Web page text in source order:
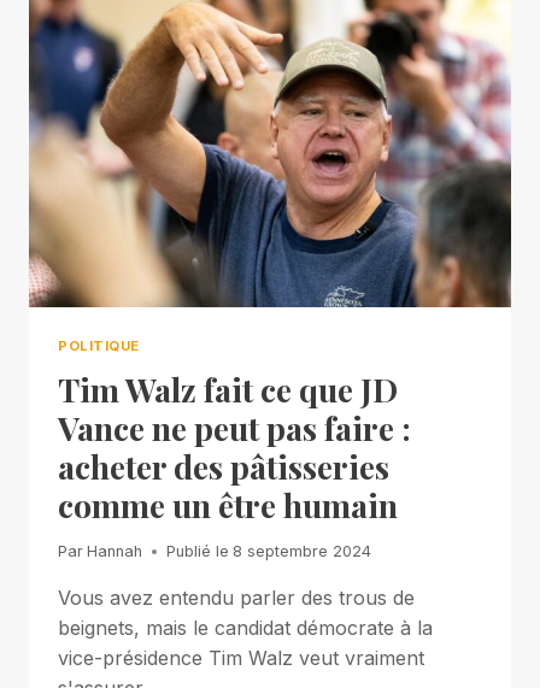
POLITIQUE
Tim Walz fait ce que JD
Vance ne peut pas faire :
acheter des pâtisseries
comme un être humain
Par Hannah Publié le 8 septembre 2024
Vous avez entendu parler des trous de
beignets, mais le candidat démocrate à la
vice-présidence Tim Walz veut vraiment